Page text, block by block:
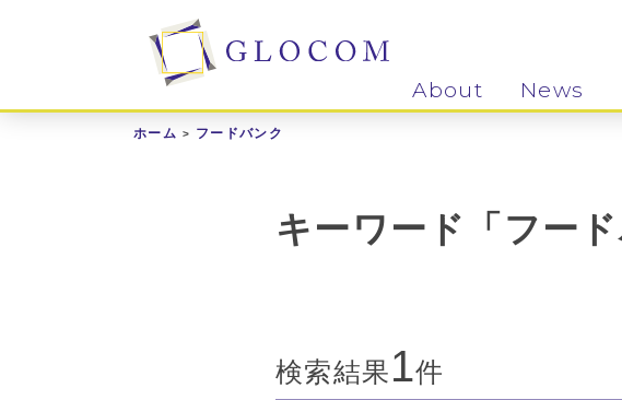
About News
ホーム フードバンク
キーワード「フード
検索結果1件